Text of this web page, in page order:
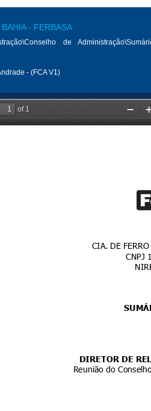
- FERBASA
de
- (FCA V1)